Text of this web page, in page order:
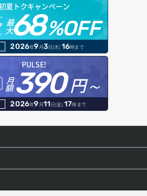
ール一覧取得
ール作成
ール削除
ール詳細取得
覧取得
管理
夏トクキャンペーン
最
大68%OFF
2026年9月3日(木) 16時まで
PULSE!
月
額390円～
2026年9月11日(金) 17時まで